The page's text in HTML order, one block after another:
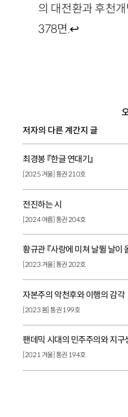
의 대전환과 후천
378면.↩
저자의 다른 계간지 글
최경봉 『한글 연대기』
[2025 겨울] 통권 210호
전진하는 시
[2024 여름] 통권 204호
황규관 『사랑에 미쳐 날뛸 날이
[2023 겨울] 통권 202호
자본주의 악천후와 이행의 감각
[2023 봄] 통권 199호
팬데믹 시대의 민주주의와 지구
[2021 겨울] 통권 194호